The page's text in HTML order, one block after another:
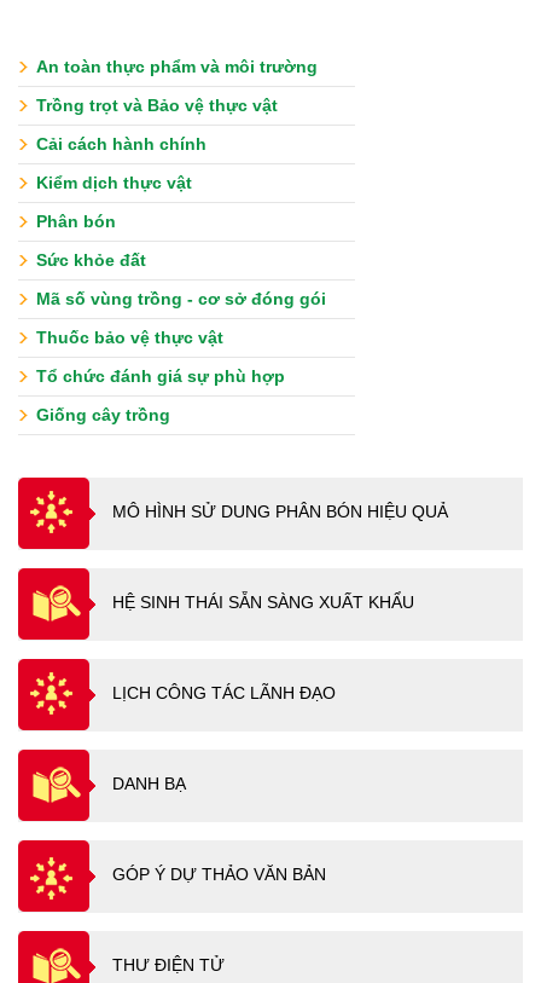
An toàn thực phẩm và môi trường
Trồng trọt và Bảo vệ thực vật
Cải cách hành chính
Kiểm dịch thực vật
Phân bón
Sức khỏe đất
Mã số vùng trồng - cơ sở đóng gói
Thuốc bảo vệ thực vật
Tổ chức đánh giá sự phù hợp
Giống cây trồng
MÔ HÌNH SỬ DUNG PHÂN BÓN HIỆU QUẢ
HỆ SINH THÁI SẴN SÀNG XUẤT KHẨU
LỊCH CÔNG TÁC LÃNH ĐẠO
DANH BẠ
GÓP Ý DỰ THẢO VĂN BẢN
THƯ ĐIỆN TỬ